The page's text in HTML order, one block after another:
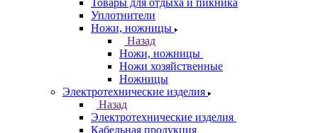
Товары для отдыха и пикника
Уплотнители
Ножи, ножницы
Назад
Ножи, ножницы
Ножи хозяйственные
Ножницы
Электротехнические изделия
Назад
Электротехнические изделия
Кабельная продукция